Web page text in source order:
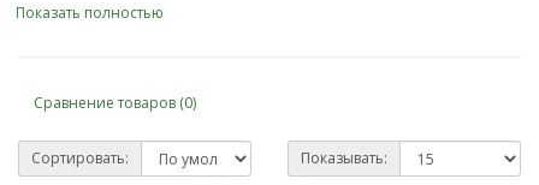
Это естественный след спор, который остается после их осыпания на
Каждый образец представляет интерес для людей, которые изучают
Показать полностью
Сравнение товаров (0)
Сортировать: Показывать: